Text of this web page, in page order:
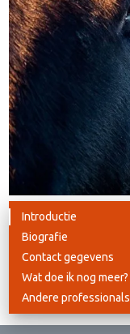
Introductie
Biografie
Contact gegevens
Wat doe ik nog meer?
Andere professionals